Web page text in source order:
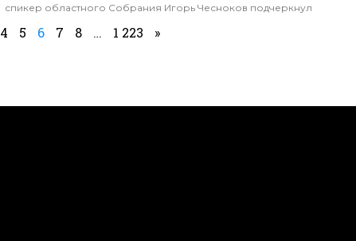
спикер областного Собрания Игорь Чесноков подчеркнул
4 5 6 7 8 … 1 223 »